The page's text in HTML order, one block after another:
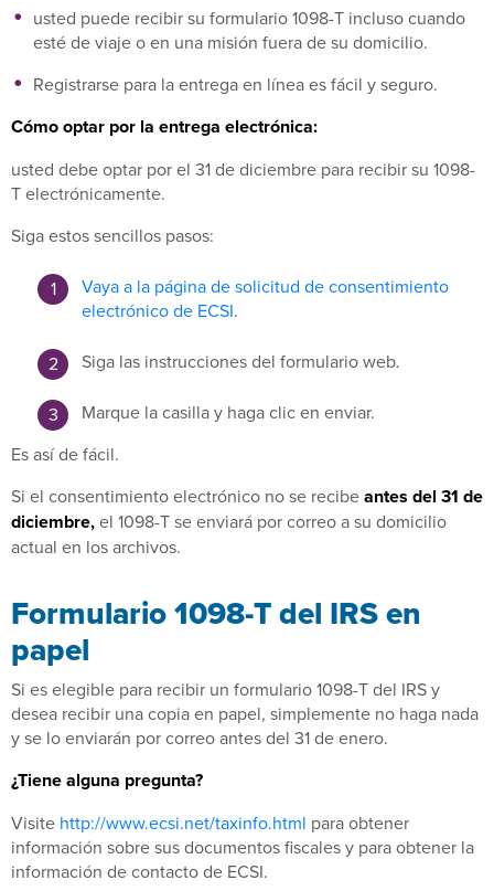
usted puede recibir su formulario 1098-T incluso cuando
esté de viaje o en una misión fuera de su domicilio.
Registrarse para la entrega en línea es fácil y seguro.
Cómo optar por la entrega electrónica:
usted debe optar por el 31 de diciembre para recibir su 1098-
T electrónicamente.
Siga estos sencillos pasos:
Vaya a la página de solicitud de consentimiento
electrónico de ECSI.
Siga las instrucciones del formulario web.
Marque la casilla y haga clic en enviar.
Es así de fácil.
Si el consentimiento electrónico no se recibeantes del 31 de
diciembre,el 1098-T se enviará por correo a su domicilio
actual en los archivos.
Formulario 1098-T del IRS en
papel
Si es elegible para recibir un formulario 1098-T del IRS y
desea recibir una copia en papel, simplemente no haga nada
y se lo enviarán por correo antes del 31 de enero.
¿Tiene alguna pregunta?
Visite http://www.ecsi.net/taxinfo.html para obtener
información sobre sus documentos fiscales y para obtener la
información de contacto de ECSI.